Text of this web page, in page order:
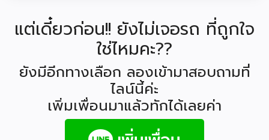
แต่เดี๋ยวก่อน!! ยังไม่เจอรถ ที่ถูกใจ
ใช่ไหมคะ??
ยังมีอีกทางเลือก ลองเข้ามาสอบถามที่
ไลน์นี้ค่ะ
เพิ่มเพื่อนมาแล้วทักได้เลยค่า